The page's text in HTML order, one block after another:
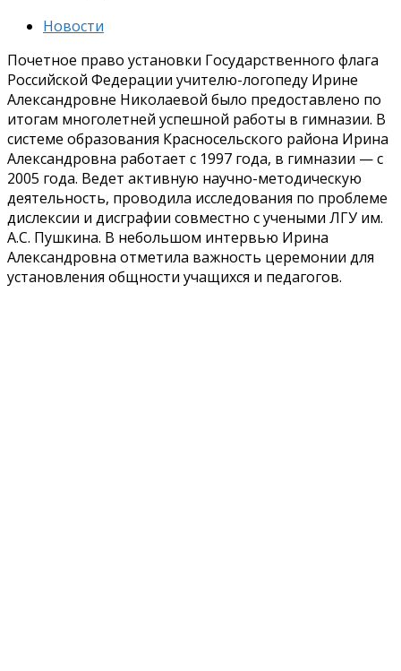
Новости
Почетное право установки Государственного флага
Российской Федерации учителю-логопеду Ирине
Александровне Николаевой было предоставлено по
итогам многолетней успешной работы в гимназии. В
системе образования Красносельского района Ирина
Александровна работает с 1997 года, в гимназии — с
2005 года. Ведет активную научно-методическую
деятельность, проводила исследования по проблеме
дислексии и дисграфии совместно с учеными ЛГУ им.
А.С. Пушкина. В небольшом интервью Ирина
Александровна отметила важность церемонии для
установления общности учащихся и педагогов.